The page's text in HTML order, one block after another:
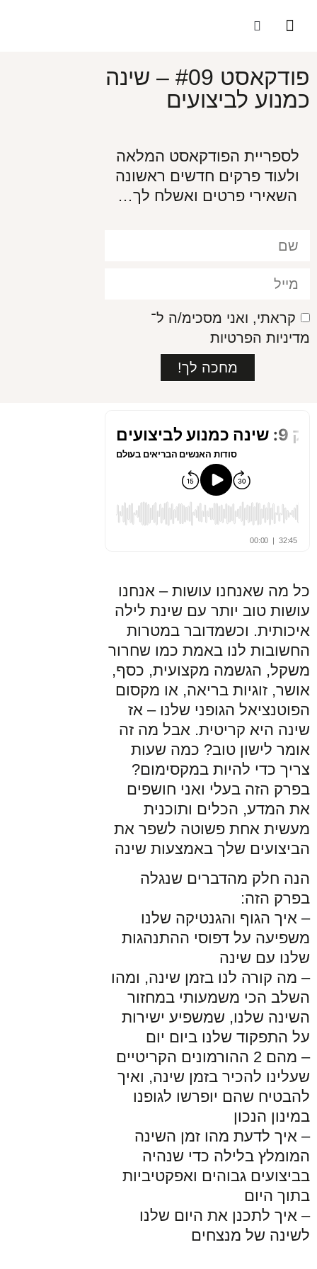
פודקאסט #09 – שינה
כמנוע לביצועים
לספריית הפודקאסט המלאה
ולעוד פרקים חדשים ראשונה
השאירי פרטים ואשלח לך…
קראתי, ואני מסכימ/ה ל־
מדיניות הפרטיות
מחכה לך!
כל מה שאנחנו עושות – אנחנו
עושות טוב יותר עם שינת לילה
איכותית. וכשמדובר במטרות
החשובות לנו באמת כמו שחרור
משקל, הגשמה מקצועית, כסף,
אושר, זוגיות בריאה, או מקסום
הפוטנציאל הגופני שלנו – אז
שינה היא קריטית. אבל מה זה
אומר לישון טוב? כמה שעות
צריך כדי להיות במקסימום?
בפרק הזה בעלי ואני חושפים
את המדע, הכלים ותוכנית
מעשית אחת פשוטה לשפר את
הביצועים שלך באמצעות שינה
הנה חלק מהדברים שנגלה
בפרק הזה:
– איך הגוף והגנטיקה שלנו
משפיעה על דפוסי ההתנהגות
שלנו עם שינה
– מה קורה לנו בזמן שינה, ומהו
השלב הכי משמעותי במחזור
השינה שלנו, שמשפיע ישירות
על התפקוד שלנו ביום יום
– מהם 2 ההורמונים הקריטיים
שעלינו להכיר בזמן שינה, ואיך
להבטיח שהם יופרשו לגופנו
במינון הנכון
– איך לדעת מהו זמן השינה
המומלץ בלילה כדי שנהיה
בביצועים גבוהים ואפקטיביות
בתוך היום
– איך לתכנן את היום שלנו
לשינה של מנצחים